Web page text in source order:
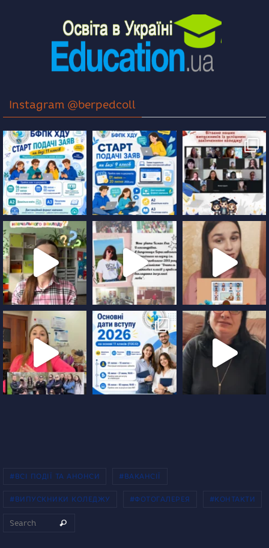
Instagram @berpedcoll
#ВСІ ПОДІЇ ТА АНОНСИ #ВАКАНСІЇ
#ВИПУСКНИКИ КОЛЕДЖУ #ФОТОГАЛЕРЕЯ #КОНТАКТИ
Search